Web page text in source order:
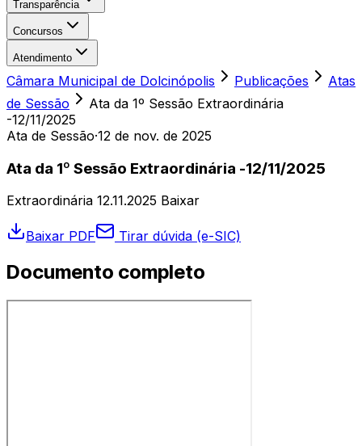
Transparência
Concursos
Atendimento
Câmara Municipal de Dolcinópolis Publicações
Atas
de Sessão
Ata da 1º Sessão Extraordinária
-12/11/2025
Ata de Sessão·12 de nov. de 2025
Ata da 1º Sessão Extraordinária -12/11/2025
Extraordinária 12.11.2025 Baixar
Baixar PDF Tirar dúvida (e-SIC)
Documento completo